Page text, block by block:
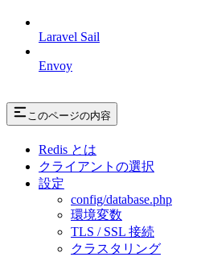
Laravel Sail
Envoy
このページの内容
Redis とは
クライアントの選択
設定
config/database.php
環境変数
TLS / SSL 接続
クラスタリング